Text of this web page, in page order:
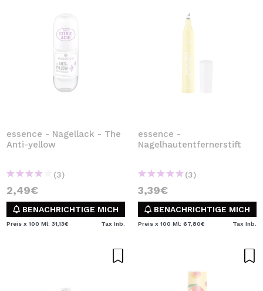
essence - Nagellack - The
Anti-yellow
(3)
2,49€
BENACHRICHTIGE MICH
Preis x 100 Ml: 31,13€ Tax Inb.
essence -
Nagelhautentfernerstift
(3)
3,39€
BENACHRICHTIGE MICH
Preis x 100 Ml: 67,80€ Tax Inb.